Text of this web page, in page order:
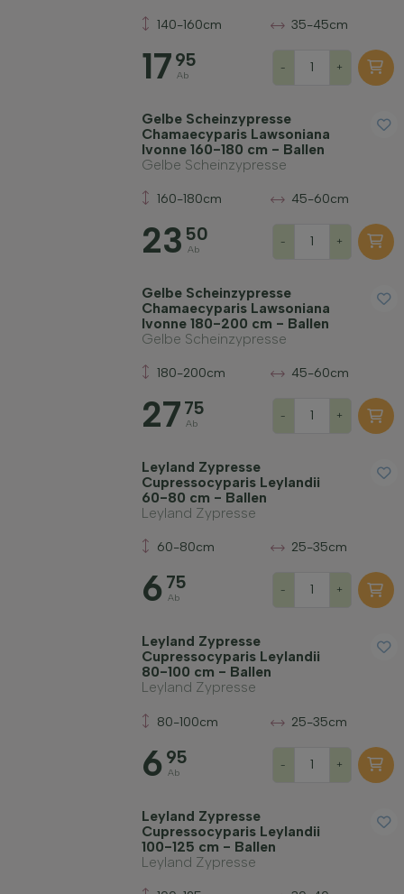
140-160cm 35-45cm
17 95
Ab
- +
Gelbe Scheinzypresse
Chamaecyparis Lawsoniana
Ivonne 160-180 cm - Ballen
Gelbe Scheinzypresse
160-180cm 45-60cm
23 50
Ab
- +
Gelbe Scheinzypresse
Chamaecyparis Lawsoniana
Ivonne 180-200 cm - Ballen
Gelbe Scheinzypresse
180-200cm 45-60cm
27 75
Ab
- +
Leyland Zypresse
Cupressocyparis Leylandii
60-80 cm - Ballen
Leyland Zypresse
60-80cm 25-35cm
6 75
Ab
- +
Leyland Zypresse
Cupressocyparis Leylandii
80-100 cm - Ballen
Leyland Zypresse
80-100cm 25-35cm
6 95
Ab
- +
Leyland Zypresse
Cupressocyparis Leylandii
100-125 cm - Ballen
Leyland Zypresse